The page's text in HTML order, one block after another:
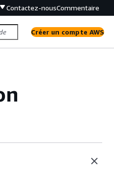
Contactez-nousCommentaire
Créer un compte AWS